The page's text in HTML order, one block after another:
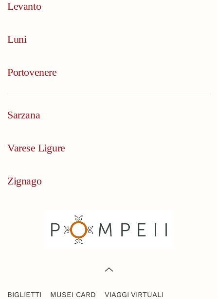
Levanto
Luni
Portovenere
Sarzana
Varese Ligure
Zignago
BIGLIETTI MUSEI CARD VIAGGI VIRTUALI